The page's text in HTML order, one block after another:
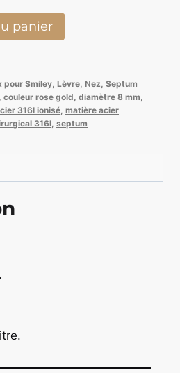
panier
pour Smiley Lèvre Nez Septum
couleur rose gold diamètre 8 mm
316l ionisé matière acier
316l septum